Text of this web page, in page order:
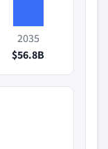
2035
$56.8B